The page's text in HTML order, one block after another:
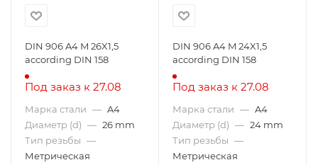
DIN 906 A4 M 26X1,5
according DIN 158
Под заказ к 27.08
Марка стали — A4
Диаметр (d) — 26 mm
Тип резьбы —
Метрическая
DIN 906 A4 M 24X1,5
according DIN 158
Под заказ к 27.08
Марка стали — A4
Диаметр (d) — 24 mm
Тип резьбы —
Метрическая